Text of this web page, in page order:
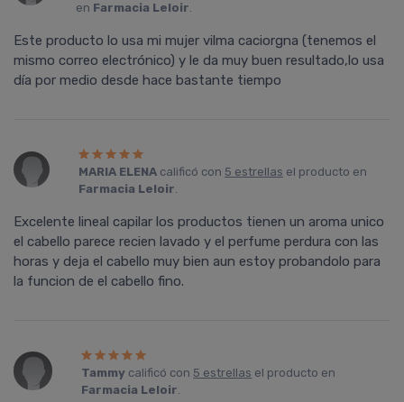
en Farmacia Leloir.
Este producto lo usa mi mujer vilma caciorgna (tenemos el
mismo correo electrónico) y le da muy buen resultado,lo usa
día por medio desde hace bastante tiempo
MARIA ELENAcalificó con 5 estrellas el producto en
Farmacia Leloir.
Excelente lineal capilar los productos tienen un aroma unico
el cabello parece recien lavado y el perfume perdura con las
horas y deja el cabello muy bien aun estoy probandolo para
la funcion de el cabello fino.
Tammy calificó con 5 estrellas el producto en
Farmacia Leloir.